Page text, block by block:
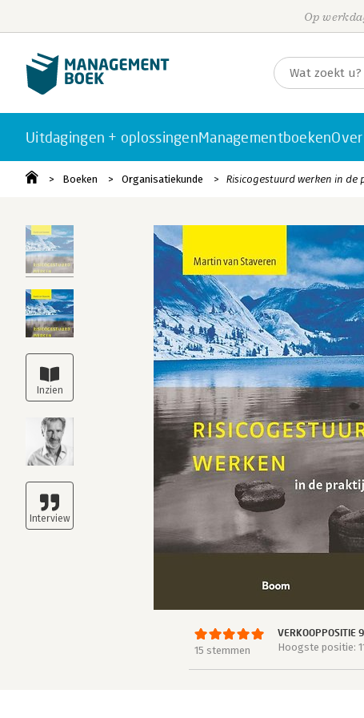
Op
Uitdagingen + oplossingenManagementboeken
Boeken Organisatiekunde Risicogestuurd werken in de
15 stemmen
VERKOOPPOSITIE
Hoogste positie: